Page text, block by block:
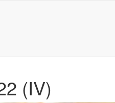
(IV)